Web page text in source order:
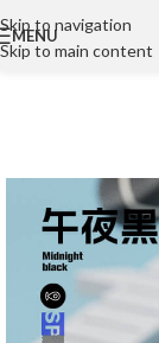
Skip to navigation
Skip to main content
MENU